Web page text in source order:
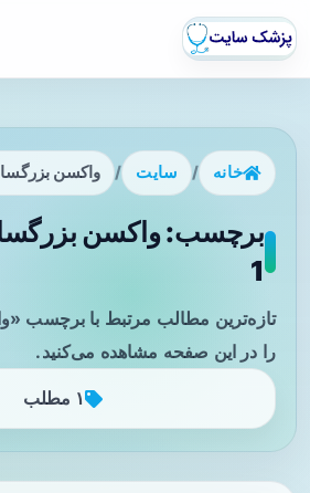
خانه / سایت / واکسن
برچسب: واکسن
1
تازه‌ترین مطالب مرتبط با برچسب
را در این صفحه مشاهده می‌کنید.
۱ مطلب